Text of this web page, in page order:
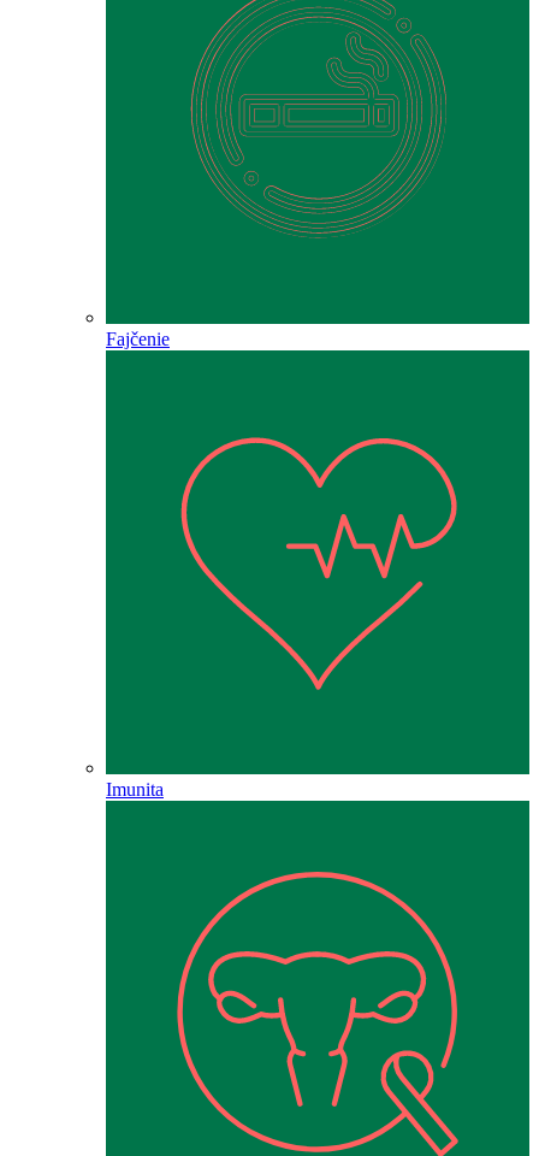
Fajčenie
Imunita